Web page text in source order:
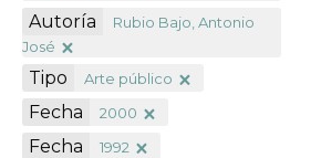
Autoría
Rubio Bajo, Antonio
José
Tipo Arte público
Fecha 2000
Fecha 1992